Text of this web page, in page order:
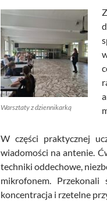
Warsztaty z dziennikarką
W części praktycznej
wiadomości na antenie.
techniki oddechowe,
mikrofonem.
koncentracja i rzetelne